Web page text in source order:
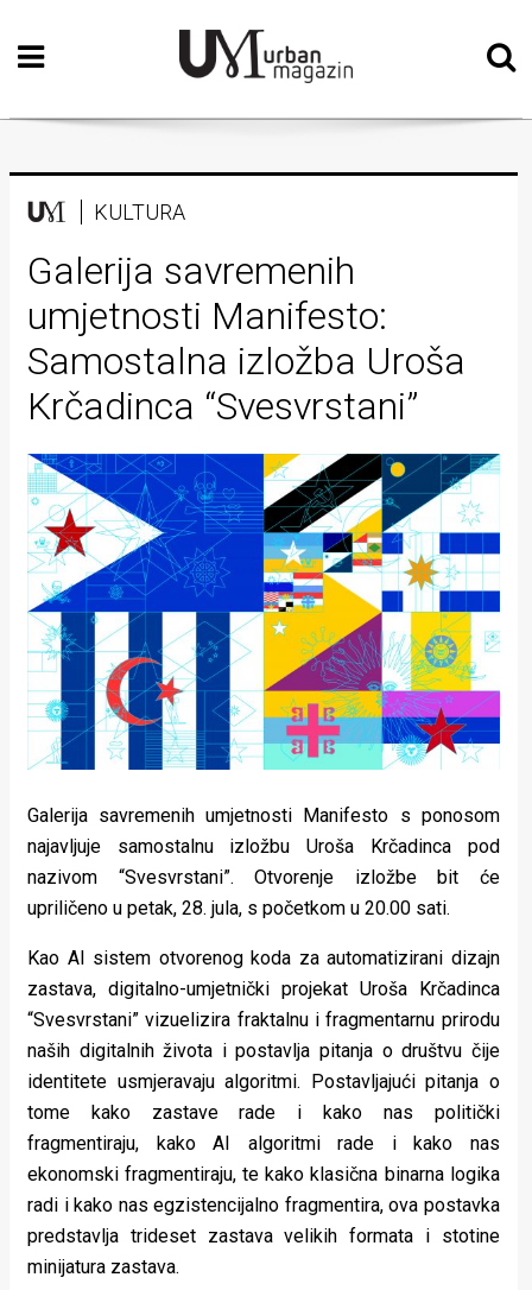
Početna
Vizualne
Teatar
Književnost
Muzika
Film
Intervju
Kolumne
Kultura
Lifestyle
Beauty
Fashion
Zdravlje
Za
Život
Ideje
rade
Urban
Places
Aktivizam
Aktuelnosti
KULTURA
Galerija savremenih
umjetnosti Manifesto:
Samostalna izložba Uroša
Krčadinca “Svesvrstani”
Galerija savremenih umjetnosti Manifesto s ponosom
najavljuje samostalnu izložbu Uroša Krčadinca pod
nazivom “Svesvrstani”. Otvorenje izložbe bit će
upriličeno u petak, 28. jula, s početkom u 20.00 sati.
Kao AI sistem otvorenog koda za automatizirani dizajn
zastava, digitalno-umjetnički projekat Uroša Krčadinca
“Svesvrstani” vizuelizira fraktalnu i fragmentarnu prirodu
naših digitalnih života i postavlja pitanja o društvu čije
identitete usmjeravaju algoritmi. Postavljajući pitanja o
tome kako zastave rade i kako nas politički
fragmentiraju, kako AI algoritmi rade i kako nas
ekonomski fragmentiraju, te kako klasična binarna logika
radi i kako nas egzistencijalno fragmentira, ova postavka
predstavlja trideset zastava velikih formata i stotine
minijatura zastava.